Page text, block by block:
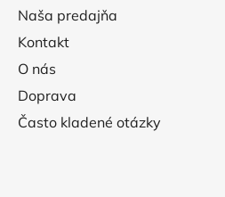
Naša predajňa
Kontakt
O nás
Doprava
Často kladené otázky